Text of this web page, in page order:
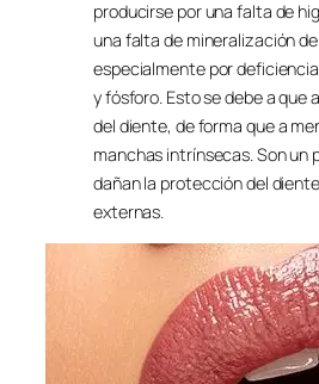
producirse por una falta de
una falta de mineralización
especialmente por
y fósforo. Esto se debe a
del diente, de forma que a
manchas intrínsecas. Son un
dañan la protección del
externas.